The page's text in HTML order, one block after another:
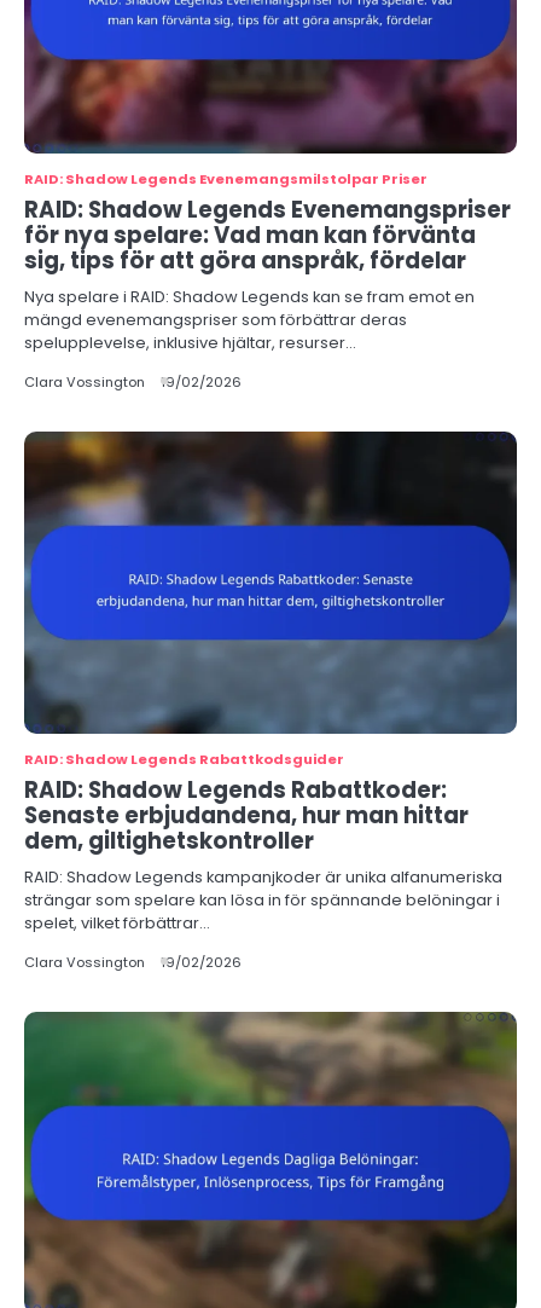
RAID: Shadow Legends Evenemangsmilstolpar Priser
RAID: Shadow Legends Evenemangspriser
för nya spelare: Vad man kan förvänta
sig, tips för att göra anspråk, fördelar
Nya spelare i RAID: Shadow Legends kan se fram emot en
mängd evenemangspriser som förbättrar deras
spelupplevelse, inklusive hjältar, resurser…
Clara Vossington 19/02/2026
RAID: Shadow Legends Rabattkodsguider
RAID: Shadow Legends Rabattkoder:
Senaste erbjudandena, hur man hittar
dem, giltighetskontroller
RAID: Shadow Legends kampanjkoder är unika alfanumeriska
strängar som spelare kan lösa in för spännande belöningar i
spelet, vilket förbättrar…
Clara Vossington 19/02/2026